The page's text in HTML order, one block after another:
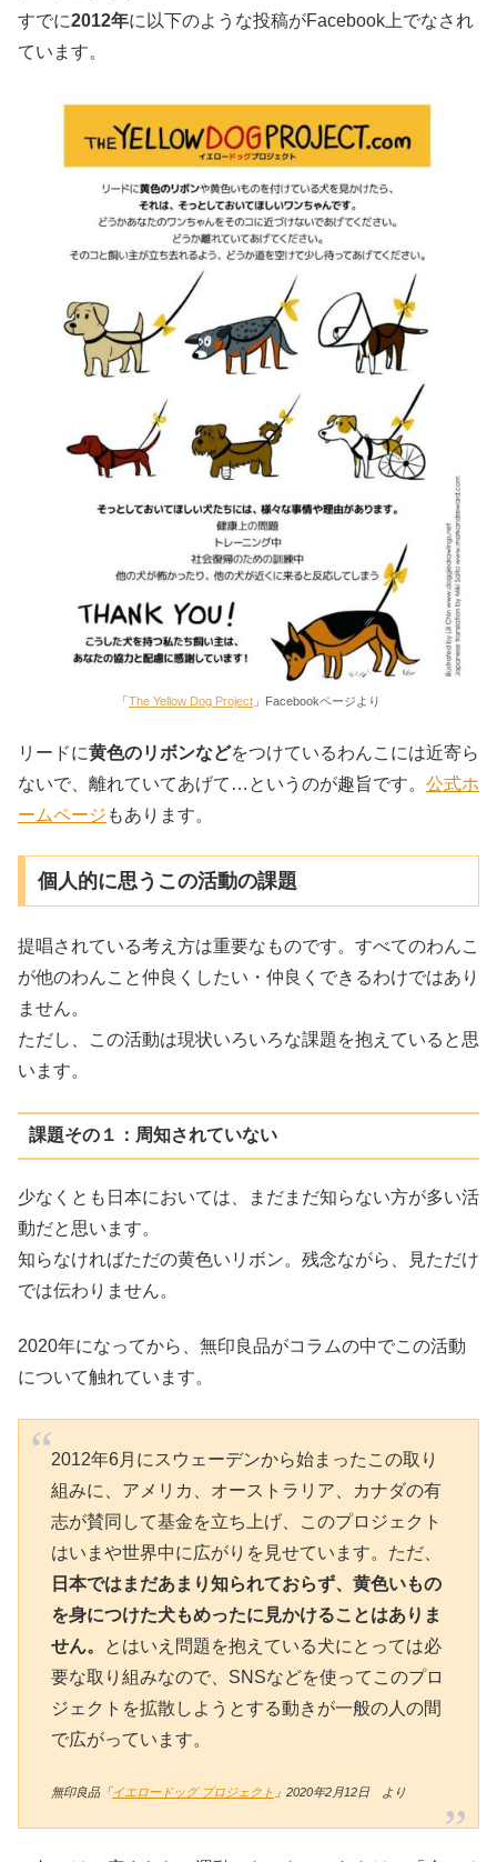
すでに2012年に以下のような投稿がFacebook上でなされ
ています。
「 The Yellow Dog Project 」Facebookページより
リードに黄色のリボンなどをつけているわんこには近寄ら
ないで、離れていてあげて…というのが趣旨です。 公式ホ
ームページ もあります。
個人的に思うこの活動の課題
提唱されている考え方は重要なものです。すべてのわんこ
が他のわんこと仲良くしたい・仲良くできるわけではあり
ません。
ただし、この活動は現状いろいろな課題を抱えていると思
います。
課題その１：周知されていない
少なくとも日本においては、まだまだ知らない方が多い活
動だと思います。
知らなければただの黄色いリボン。残念ながら、見ただけ
では伝わりません。
2020年になってから、無印良品がコラムの中でこの活動
について触れています。
2012年6月にスウェーデンから始まったこの取り
組みに、アメリカ、オーストラリア、カナダの有
志が賛同して基金を立ち上げ、このプロジェクト
はいまや世界中に広がりを見せています。ただ、
日本ではまだあまり知られておらず、黄色いもの
を身につけた犬もめったに見かけることはありま
せん。
とはいえ問題を抱えている犬にとっては必
要な取り組みなので、SNSなどを使ってこのプロ
ジェクトを拡散しようとする動きが一般の人の間
で広がっています。
無印良品「イエロードッグ プロジェクト 」2020年2月12日 より